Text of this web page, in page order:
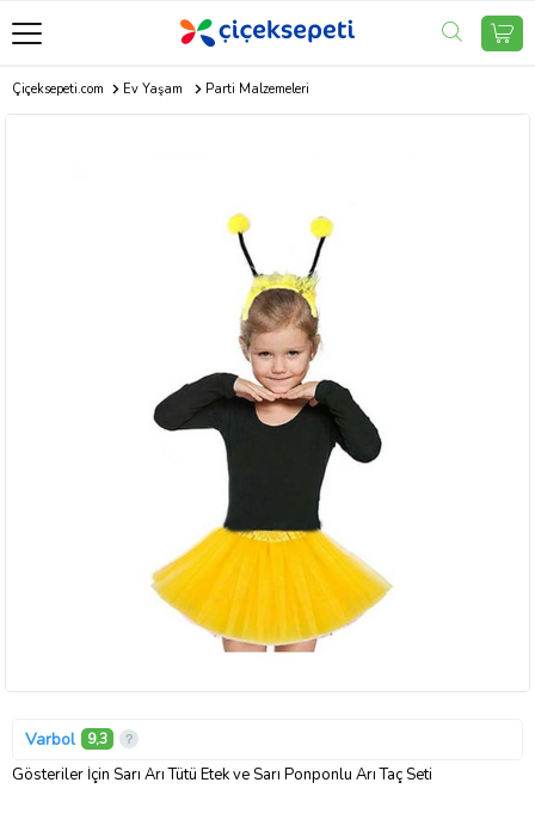
Çiçeksepeti.com Ev Yaşam Parti Malzemeleri
Varbol 9,3
Gösteriler İçin Sarı Arı Tütü Etek ve Sarı Ponponlu Arı Taç Seti